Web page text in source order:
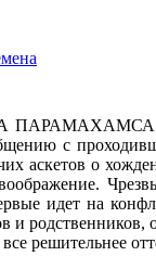
с
аскетов о
идет на
и
решительнее